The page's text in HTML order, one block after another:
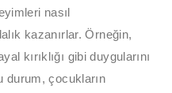
nasıl
kazanırlar. Örneğin,
kırıklığı gibi duygularını
durum, çocukların